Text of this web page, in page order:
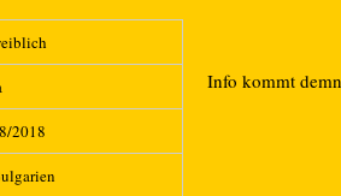
2018
Info kommt